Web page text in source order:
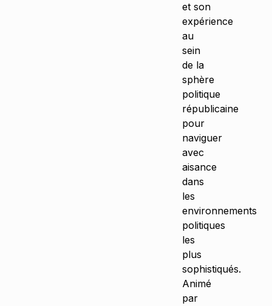
et son
expérience
au
sein
de la
sphère
politique
républicaine
pour
naviguer
avec
aisance
dans
les
environnements
politiques
les
plus
sophistiqués.
Animé
par